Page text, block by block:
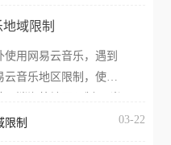
开腾讯视频，却突然弹
无法播放”的提示语。
用户如香港、澳门、台
欧洲等国家和地区时，
域限制
使用网易云音乐，遇到
云音乐地区限制，使用
外打开网易云音乐，却
限制 03-22